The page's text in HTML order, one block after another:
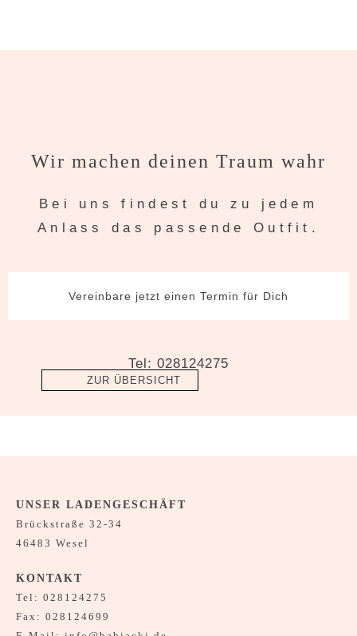
ZUR ÜBERSICHT
Wir machen deinen Traum wahr
Bei uns findest du zu jedem
Anlass das passende Outfit.
Vereinbare jetzt einen Termin für Dich
Tel: 028124275
UNSER LADENGESCHÄFT
Brückstraße 32-34
46483 Wesel
KONTAKT
Tel: 028124275
Fax: 028124699